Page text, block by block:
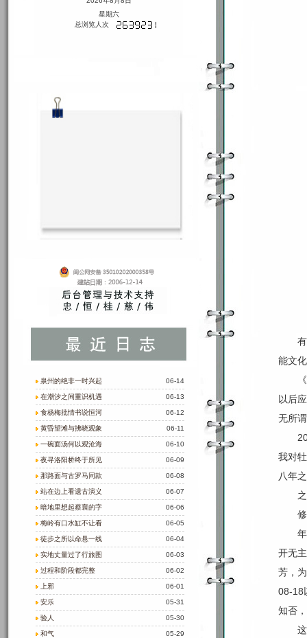
星期六
总浏览人次
06-14
泉州的绝非一时兴起
06-13
在潮汐之间重识机遇
06-12
食杨梅批情书说恒河
06-11
黄昏望滩与拂晓观象
06-10
一碗面汤何以观沧海
06-09
夜寻洛阳桥终于所见
06-08
那路面与古罗马同款
06-07
站在边上看遗古演义
06-06
暗地里想起蔡襄的字
06-05
梅岭有口水缸不让看
06-04
徒步之所以命悬一线
06-03
实地丈量过了行旅图
06-02
过程和阶段都完整
06-01
上邪
05-31
安乐
05-30
验人
05-29
和气
能文
以后
无所
我对
八年
开无
芳，
08-18
知否